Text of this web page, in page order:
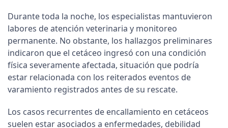
Durante toda la noche, los especialistas mantuvieron
labores de atención veterinaria y monitoreo
permanente. No obstante, los hallazgos preliminares
indicaron que el cetáceo ingresó con una condición
física severamente afectada, situación que podría
estar relacionada con los reiterados eventos de
varamiento registrados antes de su rescate.
Los casos recurrentes de encallamiento en cetáceos
suelen estar asociados a enfermedades, debilidad